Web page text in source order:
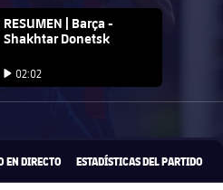
club badge
RESUMEN | Barça -
Shakhtar Donetsk
Iniciar vídeo
02:02
EN DIRECTO ESTADÍSTICAS DEL PARTIDO